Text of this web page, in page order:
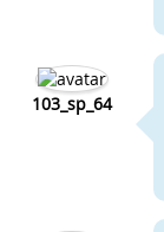
103_sp_64